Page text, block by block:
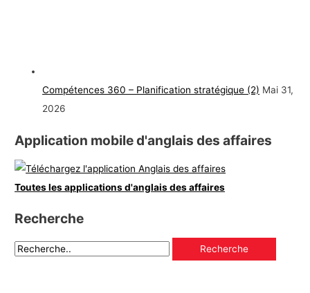
Compétences 360 – Planification stratégique (2) Mai 31,
2026
Application mobile d'anglais des affaires
Toutes les applications d'anglais des affaires
Recherche